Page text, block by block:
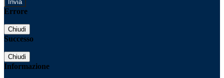
Errore
Chiudi
Successo
Chiudi
Informazione